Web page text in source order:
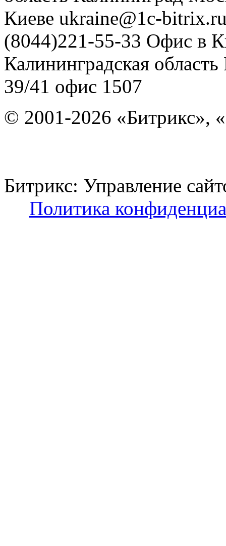
Киеве ukraine@1c-
(8044)221-55-33 Офис в
Калининградская область
39/41 офис 1507
© 2001-2026 «Битрикс»,
Битрикс: Управление
Политика